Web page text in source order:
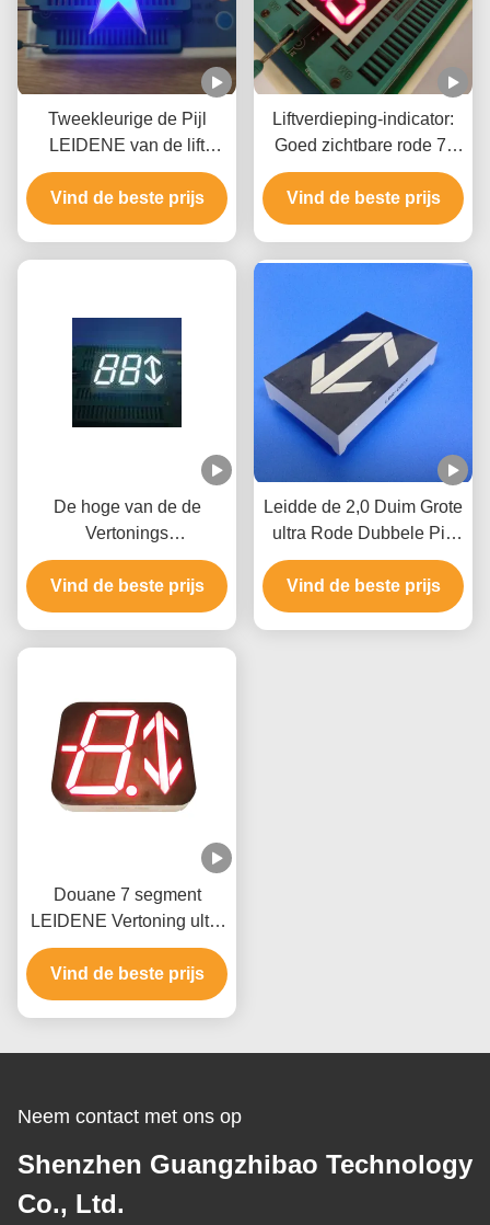
Tweekleurige de Pijl
LEIDENE van de lift
Gemeenschappelijke
Anode 120mcd Vertoning
Vind de beste prijs
Liftverdieping-indicator:
Goed zichtbare rode 7-
segment display met
richtingpijl
Vind de beste prijs
De hoge van de de
Vertonings
Gemeenschappelijke
Anode van de
Helderheidsdouane Pijl
Vind de beste prijs
Leidde de 2,0 Duim Grote
ultra Rode Dubbele Pijl
Geleide Vertoning,
Pijlvertoning
Vind de beste prijs
Douane 7 segment
LEIDENE Vertoning ultra
Rode 40 x 46 x 8 mm-
Dimensies
Vind de beste prijs
Neem contact met ons op
Shenzhen Guangzhibao Technology
Co., Ltd.